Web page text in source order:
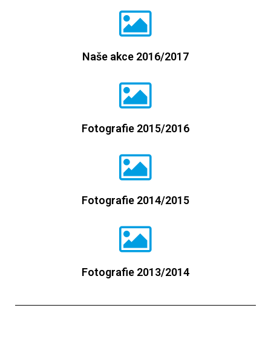
Naše akce 2016/2017
Fotografie 2015/2016
Fotografie 2014/2015
Fotografie 2013/2014